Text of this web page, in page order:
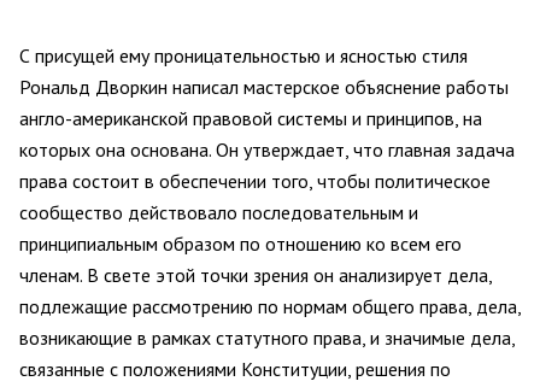
С присущей ему проницательностью и ясностью стиля
Рональд Дворкин написал мастерское объяснение работы
англо-американской правовой системы и принципов, на
которых она основана. Он утверждает, что главная задача
права состоит в обеспечении того, чтобы политическое
сообщество действовало последовательным и
принципиальным образом по отношению ко всем его
членам. В свете этой точки зрения он анализирует дела,
подлежащие рассмотрению по нормам общего права, дела,
возникающие в рамках статутного права, и значимые дела,
связанные с положениями Конституции, решения по